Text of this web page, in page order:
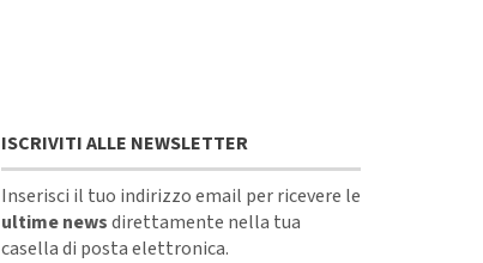
ISCRIVITI ALLE NEWSLETTER
Inserisci il tuo indirizzo email per ricevere le
ultime newsdirettamente nella tua
casella di posta elettronica.